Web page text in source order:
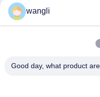
instruments de essai
de pétrole
Équipement d'essai
wangli
Good day, what product